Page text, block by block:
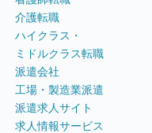
介護転職
ハイクラス・
ミドルクラス転職
派遣会社
工場・製造業派遣
派遣求人サイト
求人情報サービス